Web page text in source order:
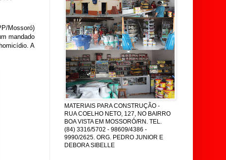
Mossoró)
mandado
A
MATERIAIS PARA CONSTRUÇÃO -
RUA COELHO NETO, 127, NO BAIRRO
BOA VISTA EM MOSSORÓ/RN. TEL.
(84) 3316/5702 - 98609/4386 -
9990/2625. ORG. PEDRO JUNIOR E
DEBORA SIBELLE